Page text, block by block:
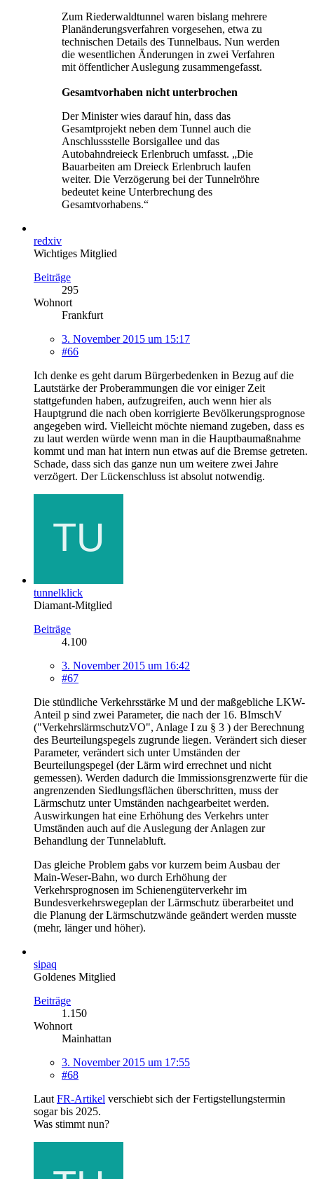
Zum Riederwaldtunnel waren bislang mehrere
Planänderungsverfahren vorgesehen, etwa zu
technischen Details des Tunnelbaus. Nun werden
die wesentlichen Änderungen in zwei Verfahren
mit öffentlicher Auslegung zusammengefasst.
Gesamtvorhaben nicht unterbrochen
Der Minister wies darauf hin, dass das
Gesamtprojekt neben dem Tunnel auch die
Anschlussstelle Borsigallee und das
Autobahndreieck Erlenbruch umfasst. „Die
Bauarbeiten am Dreieck Erlenbruch laufen
weiter. Die Verzögerung bei der Tunnelröhre
bedeutet keine Unterbrechung des
Gesamtvorhabens.“
redxiv
Wichtiges Mitglied
Beiträge
295
Wohnort
Frankfurt
3. November 2015 um 15:17
#66
Ich denke es geht darum Bürgerbedenken in Bezug auf die
Lautstärke der Proberammungen die vor einiger Zeit
stattgefunden haben, aufzugreifen, auch wenn hier als
Hauptgrund die nach oben korrigierte Bevölkerungsprognose
angegeben wird. Vielleicht möchte niemand zugeben, dass es
zu laut werden würde wenn man in die Hauptbaumaßnahme
kommt und man hat intern nun etwas auf die Bremse getreten.
Schade, dass sich das ganze nun um weitere zwei Jahre
verzögert. Der Lückenschluss ist absolut notwendig.
tunnelklick
Diamant-Mitglied
Beiträge
4.100
3. November 2015 um 16:42
#67
Die stündliche Verkehrsstärke M und der maßgebliche LKW-
Anteil p sind zwei Parameter, die nach der 16. BImschV
("VerkehrslärmschutzVO", Anlage I zu § 3 ) der Berechnung
des Beurteilungspegels zugrunde liegen. Verändert sich dieser
Parameter, verändert sich unter Umständen der
Beurteilungspegel (der Lärm wird errechnet und nicht
gemessen). Werden dadurch die Immissionsgrenzwerte für die
angrenzenden Siedlungsflächen überschritten, muss der
Lärmschutz unter Umständen nachgearbeitet werden.
Auswirkungen hat eine Erhöhung des Verkehrs unter
Umständen auch auf die Auslegung der Anlagen zur
Behandlung der Tunnelabluft.
Das gleiche Problem gabs vor kurzem beim Ausbau der
Main-Weser-Bahn, wo durch Erhöhung der
Verkehrsprognosen im Schienengüterverkehr im
Bundesverkehrswegeplan der Lärmschutz überarbeitet und
die Planung der Lärmschutzwände geändert werden musste
(mehr, länger und höher).
sipaq
Goldenes Mitglied
Beiträge
1.150
Wohnort
Mainhattan
3. November 2015 um 17:55
#68
Laut FR-Artikel verschiebt sich der Fertigstellungstermin
sogar bis 2025.
Was stimmt nun?